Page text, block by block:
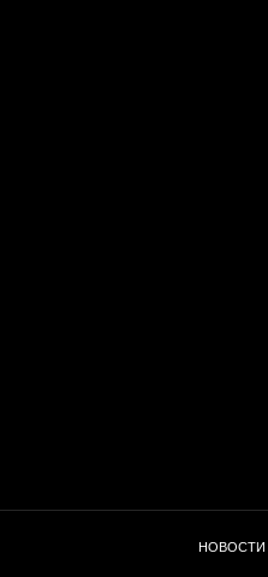
НОВОСТИ